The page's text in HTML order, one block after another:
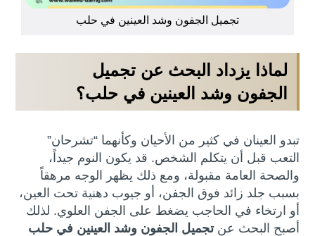
تجميل الجفون وشد العينين في حلب
لماذا يزداد البحث عن تجميل
الجفون وشد العينين في حلب؟
تبدو العينان في كثير من الأحيان وكأنهما “تشرحان”
التعب قبل أن يتكلم الشخص. قد يكون النوم جيداً،
والصحة العامة مقبولة، ومع ذلك يظهر الوجه مرهقاً
بسبب جلد زائد فوق الجفن، أو جيوب دهنية تحت العين،
أو ارتخاء في الحاجب يضغط على الجفن العلوي. لذلك
أصبح البحث عنتجميل الجفون وشد العينين في حلب